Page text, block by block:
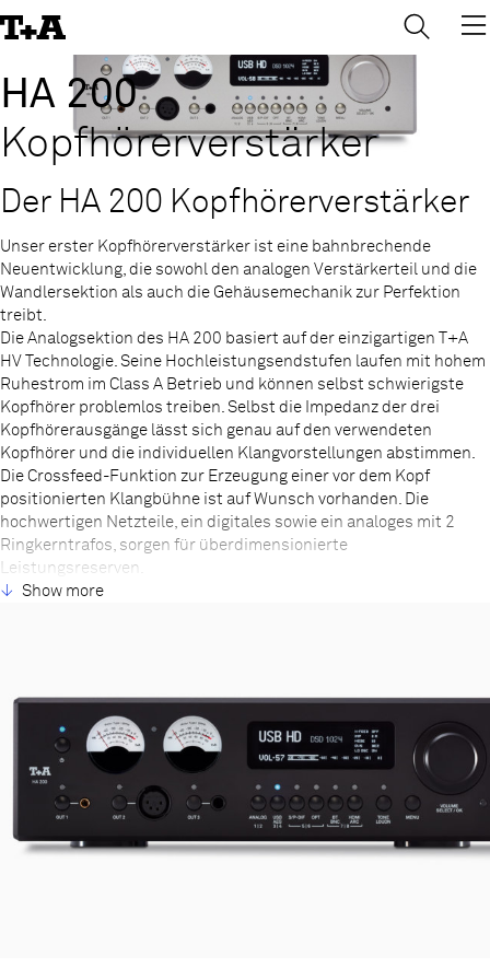
to
HA 200
Kopfhörer­verstärker
Der HA 200 Kopfhörerverstärker
Unser erster Kopfhörerverstärker ist eine bahnbrechende
Neuentwicklung, die sowohl den analogen Verstärkerteil und die
Wandlersektion als auch die Gehäusemechanik zur Perfektion
treibt.
Die Analogsektion des HA 200 basiert auf der einzigartigen T+A
HV Technologie. Seine Hochleistungsendstufen laufen mit hohem
Ruhestrom im Class A Betrieb und können selbst schwierigste
Kopfhörer problemlos treiben. Selbst die Impedanz der drei
Kopfhörerausgänge lässt sich genau auf den verwendeten
Kopfhörer und die individuellen Klangvorstellungen abstimmen.
Die Crossfeed-Funktion zur Erzeugung einer vor dem Kopf
positionierten Klangbühne ist auf Wunsch vorhanden. Die
hochwertigen Netzteile, ein digitales sowie ein analoges mit 2
Ringkerntrafos, sorgen für überdimensionierte
Leistungsreserven.
Die Digitalsektion verfügt über den proprietären T+A True 1 Bit
Dekodierarchitektur für DSD und PCM ausgestattet, die die
feinste Dekodierung aller digitalen Formate ermöglicht.
Das Gehäusedesign und Material harmonieren perfekt mit der
einzigartigen Elektronik. Der HA 200 ist deutlich größer und
schwerer als andere Kopfhörerverstärker, das ist aber angesichts
von mehr als 2300 Bauteilen und der aufwendigen HV-
Technologie auch nicht verwunderlich. Alle Gehäuseteile sind aus
Show more
→ ×